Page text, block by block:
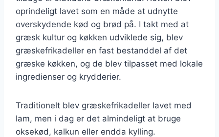
oprindeligt lavet som en måde at udnytte
overskydende kød og brød på. I takt med at
græsk kultur og køkken udviklede sig, blev
græskefrikadeller en fast bestanddel af det
græske køkken, og de blev tilpasset med lokale
ingredienser og krydderier.
Traditionelt blev græskefrikadeller lavet med
lam, men i dag er det almindeligt at bruge
oksekød, kalkun eller endda kylling.